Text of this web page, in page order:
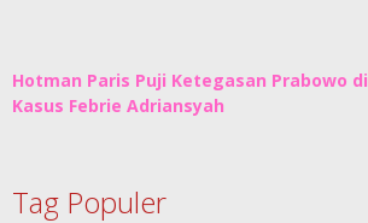
Hotman Paris Puji Ketegasan Prabowo di
Kasus Febrie Adriansyah
Tag Populer